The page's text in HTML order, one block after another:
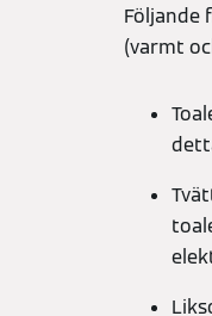
Följande
(varmt